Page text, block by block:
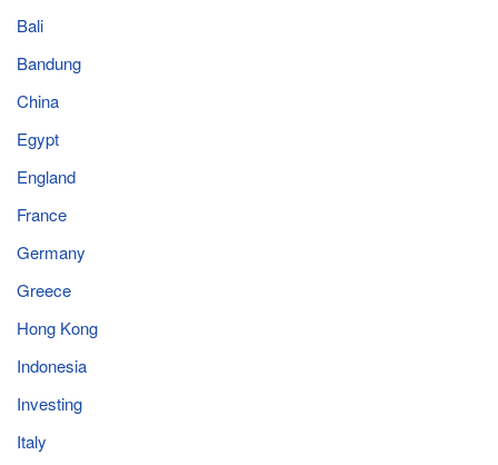
Bali
Bandung
China
Egypt
England
France
Germany
Greece
Hong Kong
Indonesia
Investing
Italy